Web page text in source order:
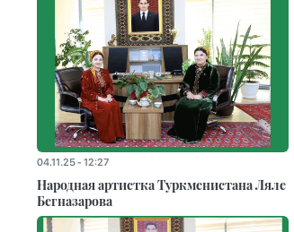
04.11.25 - 12:27
Народная артистка Туркменистана Ляле
Бегназарова